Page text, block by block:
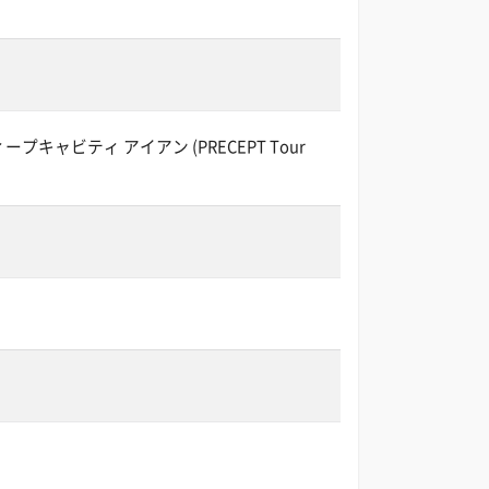
プキャビティ アイアン (PRECEPT Tour